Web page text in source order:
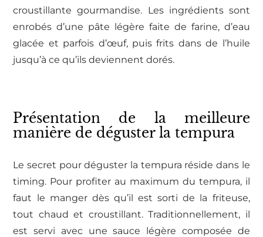
croustillante gourmandise. Les ingrédients sont
enrobés d’une pâte légère faite de farine, d’eau
glacée et parfois d’œuf, puis frits dans de l’huile
jusqu’à ce qu’ils deviennent dorés.
Présentation de la meilleure
manière de déguster la tempura
Le secret pour déguster la tempura réside dans le
timing. Pour profiter au maximum du tempura, il
faut le manger dès qu’il est sorti de la friteuse,
tout chaud et croustillant. Traditionnellement, il
est servi avec une sauce légère composée de